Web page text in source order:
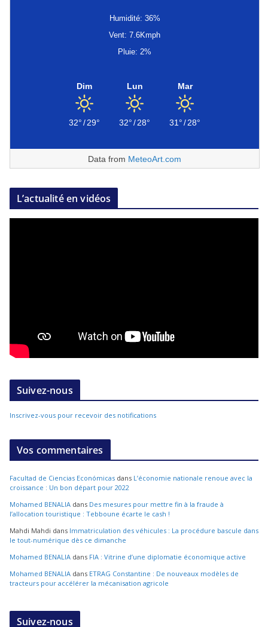
Humidité: 36%
Vent: 7.6Kmph
Pluie: 2%
Dim
32°/29°
Lun
32°/28°
Mar
31°/28°
Data from MeteoArt.com
L’actualité en vidéos
Suivez-nous
Inscrivez-vous pour recevoir des notifications
Vos commentaires
Facultad de Ciencias Económicas dans L’économie nationale renoue avec la
croissance : Un bon départ pour 2022
Mohamed BENALIA dans Des mesures pour mettre fin à la fraude à
l’allocation touristique : Tebboune écarte le cash !
Mahdi Mahdi dans Immatriculation des véhicules : La procédure bascule dans
le tout-numérique dès ce dimanche
Mohamed BENALIA dans FIA : Vitrine d’une diplomatie économique active
Mohamed BENALIA dans ETRAG Constantine : De nouveaux modèles de
tracteurs pour accélérer la mécanisation agricole
Suivez-nous